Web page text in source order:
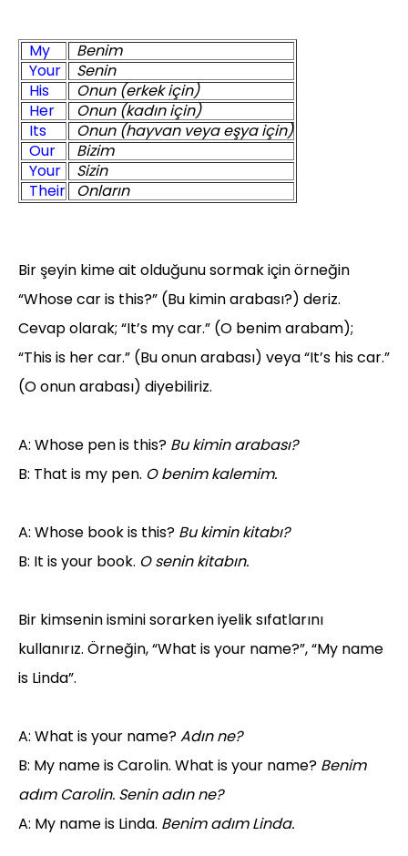
My
Benim
Your
Senin
His
Onun (erkek için)
Her
Onun (kadın için)
Its
Onun (hayvan veya eşya için)
Our
Bizim
Your
Sizin
Their
Onların
Bir şeyin kime ait olduğunu sormak için örneğin
“Whose car is this?” (Bu kimin arabası?) deriz.
Cevap olarak; “It’s my car.” (O benim arabam);
“This is her car.” (Bu onun arabası) veya “It’s his car.”
(O onun arabası) diyebiliriz.
A: Whose pen is this? Bu kimin arabası?
B: That is my pen. O benim kalemim.
A: Whose book is this? Bu kimin kitabı?
B: It is your book. O senin kitabın.
Bir kimsenin ismini sorarken iyelik sıfatlarını
kullanırız. Örneğin, “What is your name?”, “My name
is Linda”.
A: What is your name?Adın ne?
B: My name is Carolin. What is your name? Benim
adım Carolin. Senin adın ne?
A: My name is Linda. Benim adım Linda.